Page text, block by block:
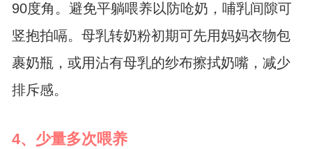
90度角。避免平躺喂养以防呛奶，哺乳间隙可
竖抱拍嗝。母乳转奶粉初期可先用妈妈衣物包
裹奶瓶，或用沾有母乳的纱布擦拭奶嘴，减少
排斥感。
4、少量多次喂养